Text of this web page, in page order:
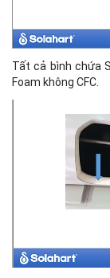
Tất cả bình chứa
Foam không CFC.